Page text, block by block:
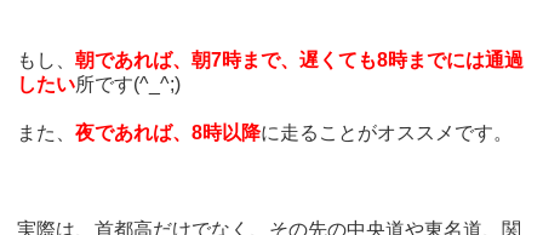
もし、朝であれば、朝7時まで、遅くても8時までには通過
したい所です(^_^;)
また、夜であれば、8時以降に走ることがオススメです。
実際は、首都高だけでなく、その先の中央道や東名道、関